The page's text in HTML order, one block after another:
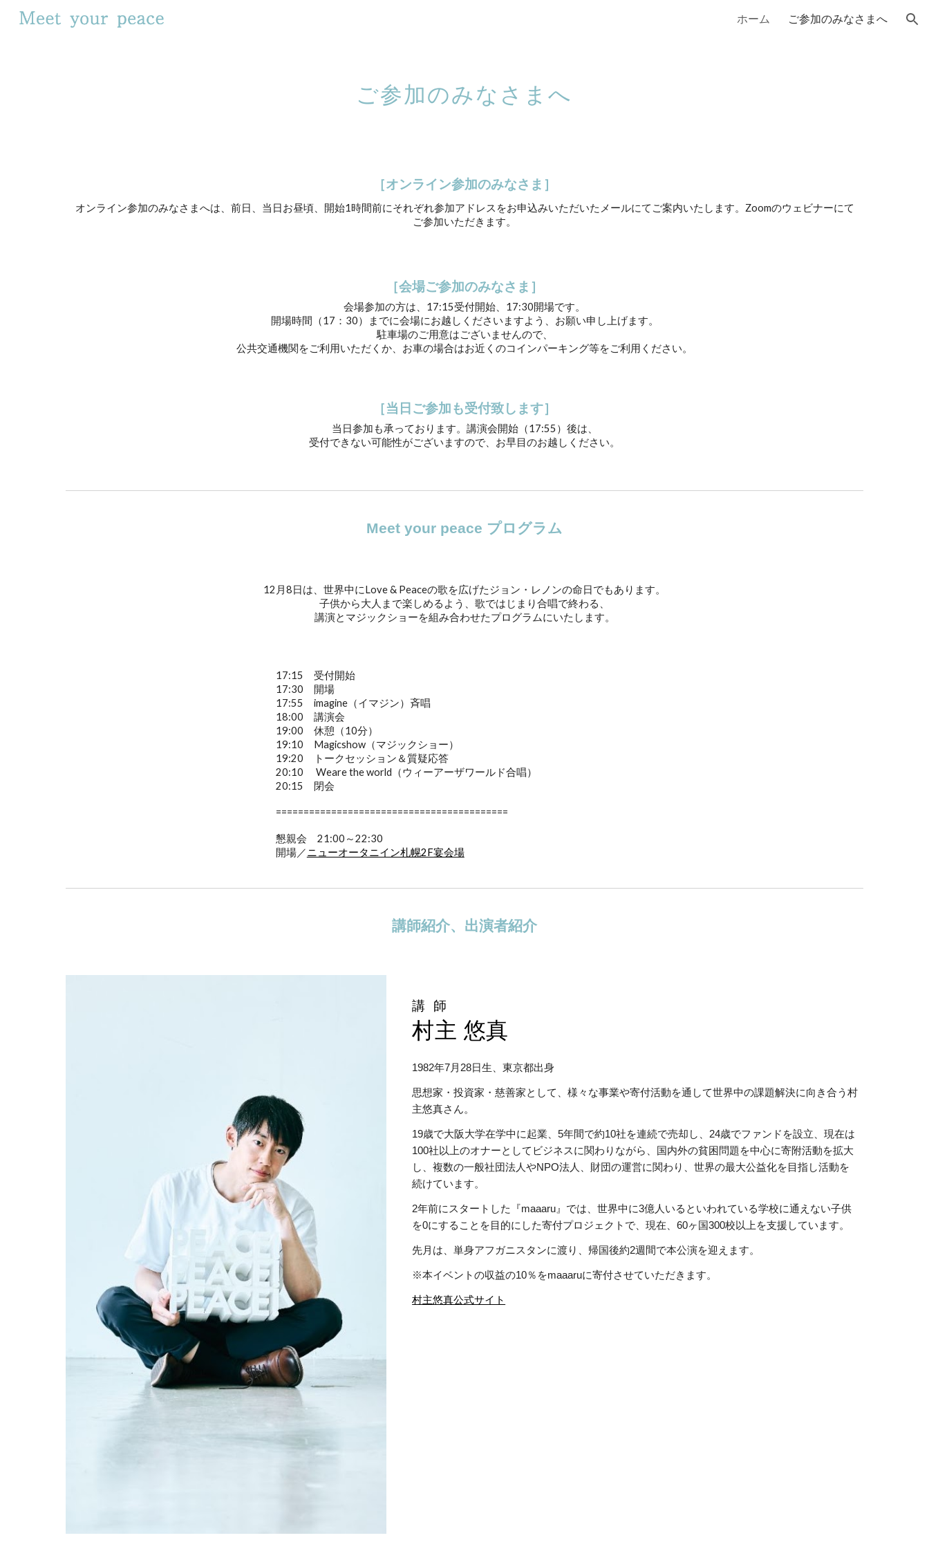
ホーム ご参加のみなさまへ
ご参加のみなさまへ
［オンライン参加のみなさま］
オンライン参加のみなさまへは、前日、当日お昼頃、開始1時間前にそれぞれ参加アドレスをお申込みいただいたメールにてご案内いたします。Zoomのウェビナーにて
ご参加いただきます。
［会場ご参加のみなさま］
会場参加の方は、17:15受付開始、17:30開場です。
開場時間（17：30）までに会場にお越しくださいますよう、お願い申し上げます。
駐車場のご用意はございませんので、
公共交通機関をご利用いただくか、お車の場合はお近くのコインパーキング等をご利用ください。
［当日 ご参加も受付致します］
当日参加も承っております。講演会開始（17:55）後は、
受付できない可能性がございますので、お早目のお越しください。
Meet your peace プログラム
12月8日は、世界中にLove & Peaceの歌を広げたジョン・レノンの命日でもあります。
子供から大人まで楽しめるよう、歌ではじまり合唱で終わる、
講演とマジックショーを組み合わせたプログラムにいたします。
17:15 受付開始
17:30
開場
17:55
imagine（イマジン）斉唱
18:00
講演会
19:00
休憩（10分）
19:10
Magicshow（マジックショー）
19:20
トークセッション＆質疑応答
20:10
Weare the world（ウィーアーザワールド合唱）
20:15
閉会
==========================================
懇親会
21:00～22:30
開場／ニューオータニイン札幌2F宴会場
講師紹介、出演者紹介
講 師
村主 悠真
1982年7月28日生、東京都出身
思想家・投資家・慈善家として、様々な事業や寄付活動を通して世界中の課題解決に向き合う村
主悠真さん。
19歳で大阪大学在学中に起業、5年間で約10社を連続で売却し、24歳でファンドを設立、現在は
100社以上のオナーとしてビジネスに関わりながら、国内外の貧困問題を中心に寄附活動を拡大
し、複数の一般社団法人やNPO法人、財団の運営に関わり、世界の最大公益化を目指し活動を
続けています。
2年前にスタートした『maaaru』では、世界中に3億人いるといわれている学校に通えない子供
を0にすることを目的にした寄付プロジェクトで、現在、60ヶ国300校以上を支援しています。
先月は、単身アフガニスタンに渡り、帰国後約2週間で本公演を迎えます。
※本イベントの収益の10％をmaaaruに寄付させていただきます。
村主悠真公式サイト